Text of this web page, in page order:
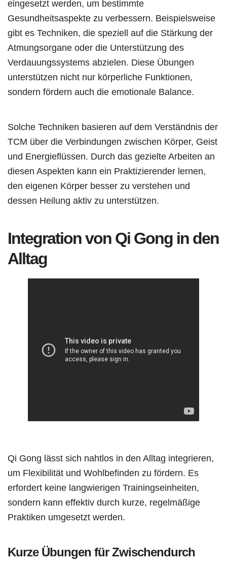
eingesetzt werden, um bestimmte
Gesundheitsaspekte zu verbessern. Beispielsweise
gibt es Techniken, die speziell auf die Stärkung der
Atmungsorgane oder die Unterstützung des
Verdauungssystems abzielen. Diese Übungen
unterstützen nicht nur körperliche Funktionen,
sondern fördern auch die emotionale Balance.
Solche Techniken basieren auf dem Verständnis der
TCM über die Verbindungen zwischen Körper, Geist
und Energieflüssen. Durch das gezielte Arbeiten an
diesen Aspekten kann ein Praktizierender lernen,
den eigenen Körper besser zu verstehen und
dessen Heilung aktiv zu unterstützen.
Integration von Qi Gong in den
Alltag
Qi Gong lässt sich nahtlos in den Alltag integrieren,
um Flexibilität und Wohlbefinden zu fördern. Es
erfordert keine langwierigen Trainingseinheiten,
sondern kann effektiv durch kurze, regelmäßige
Praktiken umgesetzt werden.
Kurze Übungen für Zwischendurch